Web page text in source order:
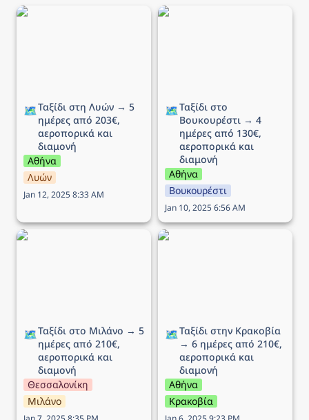
Ταξίδι στη Λυών → 5
🗺️Ταξίδι στη Λυών → 5
ημέρες από 203€,
αεροπορικά και
διαμονή
Αθήνα
Λυών
Jan 12, 2025 8:33 AM
Ταξίδι στο Βουκουρέστι
🗺️Ταξίδι στο
Βουκουρέστι → 4
ημέρες από 130€,
αεροπορικά και
διαμονή
Αθήνα
Βουκουρέστι
Jan 10, 2025 6:56 AM
Ταξίδι στο Μιλάνο → 5
🗺️Ταξίδι στο Μιλάνο → 5
ημέρες από 210€,
αεροπορικά και
διαμονή
Θεσσαλονίκη
Μιλάνο
Ταξίδι στην Κρακοβία →
🗺️Ταξίδι στην Κρακοβία
→ 6 ημέρες από 210€,
αεροπορικά και
διαμονή
Αθήνα
Κρακοβία